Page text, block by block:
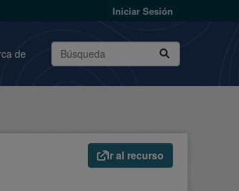
Iniciar Sesión
de
Ir al recurso